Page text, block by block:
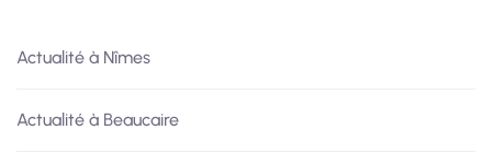
Actualité à Nîmes
Actualité à Beaucaire